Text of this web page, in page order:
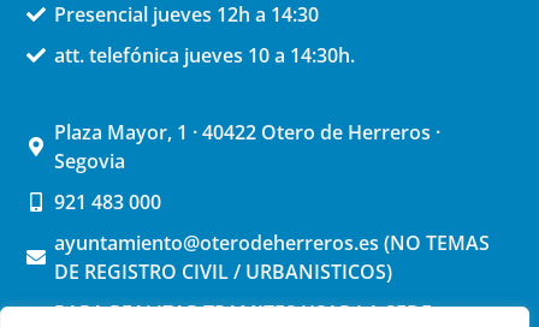
Presencial jueves 12h a 14:30
att. telefónica jueves 10 a 14:30h.
Plaza Mayor, 1 · 40422 Otero de Herreros ·
Segovia
921 483 000
ayuntamiento@oterodeherreros.es (NO TEMAS
DE REGISTRO CIVIL / URBANISTICOS)
PARA REALIZAR TRAMITES USAR LA SEDE